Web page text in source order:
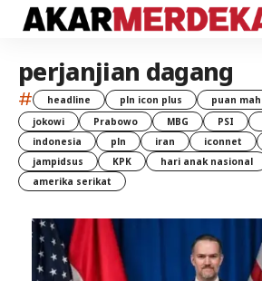
perjanjian dagang
# headline pln icon plus puan
jokowi
Prabowo MBG PSI
indonesia
pln iran iconnet
jampidsus
KPK hari anak nasional
amerika serikat